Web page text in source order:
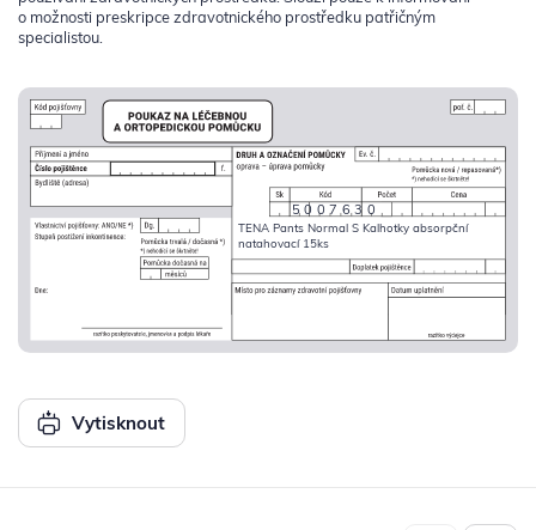
o možnosti preskripce zdravotnického prostředku patřičným
specialistou.
5007630
TENA Pants Normal S Kalhotky absorpční
natahovací 15ks
Vytisknout